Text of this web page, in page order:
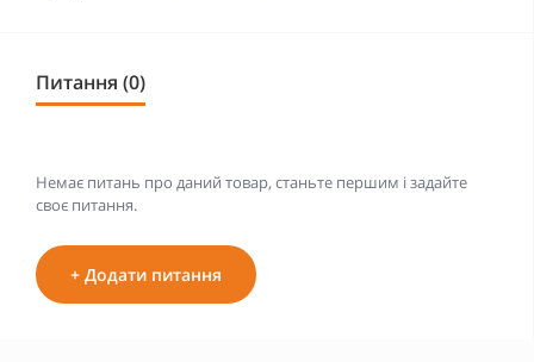
Питання (0)
Немає питань про даний товар, станьте першим і задайте
своє питання.
+ Додати питання